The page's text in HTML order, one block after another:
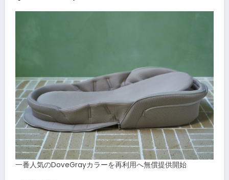
一番人気のDoveGrayカラーを再利用へ無償提供開始